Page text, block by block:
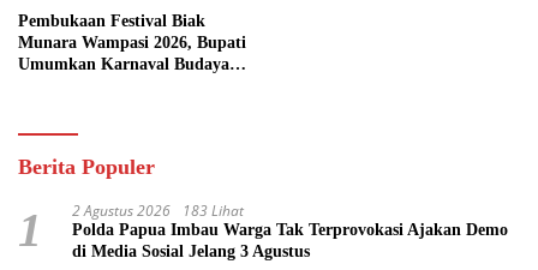
Pembukaan Festival Biak
Munara Wampasi 2026, Bupati
Umumkan Karnaval Budaya
Berita Populer
1 2 Agustus 2026 183 Lihat
Polda Papua Imbau Warga Tak Terprovokasi Ajakan Demo
di Media Sosial Jelang 3 Agustus